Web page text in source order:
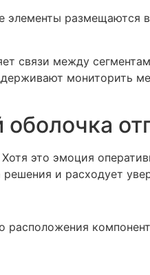
элементы размещаются
связи между
мониторить
это эмоция
и расходует
расположения